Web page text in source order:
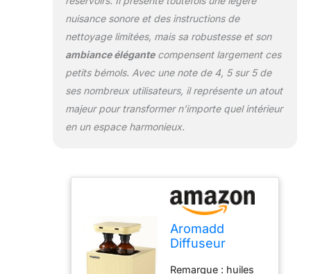
arôme parfait :
réglez votre temps
intensité sans effort
avec des boutons
intuitifs. Pour un
confort ultime,
personnalisez les
horaires et les
l'application
Aromadd disponible
pour iOS et
: les fonctions telles
que la commutation
des buses et les
nuisance sonore et des instructions de
nettoyage limitées, mais sa robustesse et son
ambiance élégantecompensent largement ces
petits bémols. Avec une note de 4, 5 sur 5 de
ses nombreux utilisateurs, il représente un atout
majeur pour transformer n’importe quel intérieur
en un espace harmonieux.
Aromadd
Diffuseur
Remarque : huiles